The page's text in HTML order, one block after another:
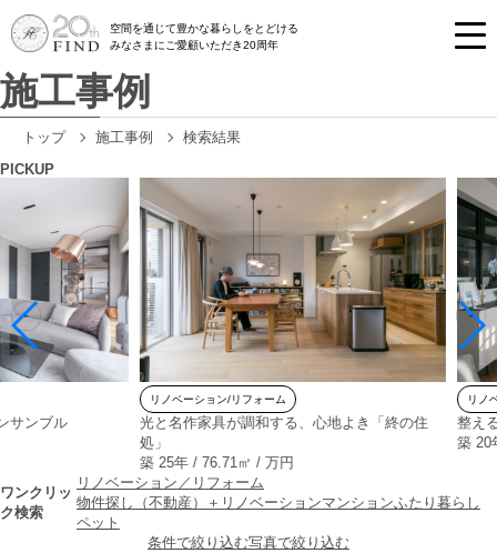
空間を通じて豊かな暮らしをとどける
みなさまにご愛顧いただき20周年
施工事例
トップ 施工事例
検索結果
PICKUP
ル
リノベーション/リフォーム
光と名作家具が調和する、心地よき「終の住
築 25年 / 76.71㎡ / 万円
リノベーシ
整えること
築 20年 /
ワンクリッ
ク検索
リノベーション／リフォーム
物件探し（不動産）＋リノベーションマンションふたり暮らし
ペット
条件で絞り込む写真で絞り込む